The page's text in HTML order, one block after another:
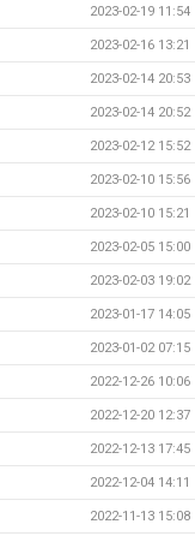
2023-02-19 11:54
2023-02-16 13:21
2023-02-14 20:53
2023-02-14 20:52
2023-02-12 15:52
2023-02-10 15:56
2023-02-10 15:21
2023-02-05 15:00
2023-02-03 19:02
2023-01-17 14:05
2023-01-02 07:15
2022-12-26 10:06
2022-12-20 12:37
2022-12-13 17:45
2022-12-04 14:11
2022-11-13 15:08